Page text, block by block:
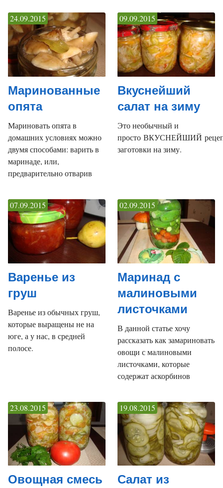
Маринованные
опята
24.09.2015
Мариновать опята в
домашних условиях можно
двумя способами: варить в
маринаде, или,
предварительно отварив
Вкуснейший
салат на зиму
09.09.2015
Это необычный и
просто ВКУСНЕЙШИЙ
заготовки на зиму.
Варенье из
груш
07.09.2015
Варенье из обычных груш,
которые выращены не на
юге, а у нас, в средней
полосе.
Маринад с
малиновыми
листочками
02.09.2015
В данной статье хочу
рассказать как замариновать
овощи с малиновыми
листочками, которые
содержат аскорбинов
Овощная смесь
23.08.2015
Салат из
19.08.2015